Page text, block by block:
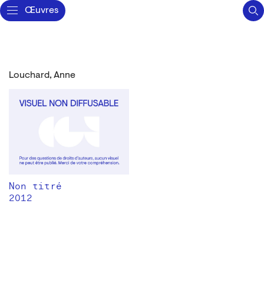
Œuvres
Louchard, Anne
Non titré
2012